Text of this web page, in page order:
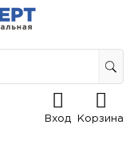
Вход Корзина